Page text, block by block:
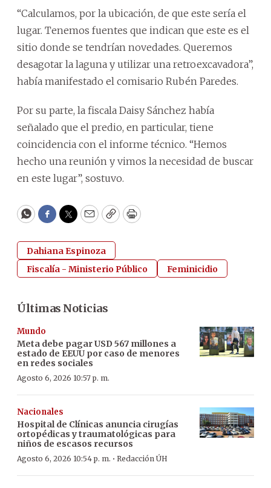
“Calculamos, por la ubicación, de que este sería el
lugar. Tenemos fuentes que indican que este es el
sitio donde se tendrían novedades. Queremos
desagotar la laguna y utilizar una retroexcavadora”,
había manifestado el comisario Rubén Paredes.
Por su parte, la fiscala Daisy Sánchez había
señalado que el predio, en particular, tiene
coincidencia con el informe técnico. “Hemos
hecho una reunión y vimos la necesidad de buscar
en este lugar”, sostuvo.
WhatsApp
Facebook
Twitter
EmailCopyPrint
Dahiana Espinoza
Fiscalía - Ministerio Público
Feminicidio
Últimas Noticias
Mundo
Meta debe pagar USD 567 millones a
estado de EEUU por caso de menores
en redes sociales
Agosto 6, 2026 10:57 p. m.
Nacionales
Hospital de Clínicas anuncia cirugías
ortopédicas y traumatológicas para
niños de escasos recursos
Agosto 6, 2026 10:54 p. m. · Redacción ÚH